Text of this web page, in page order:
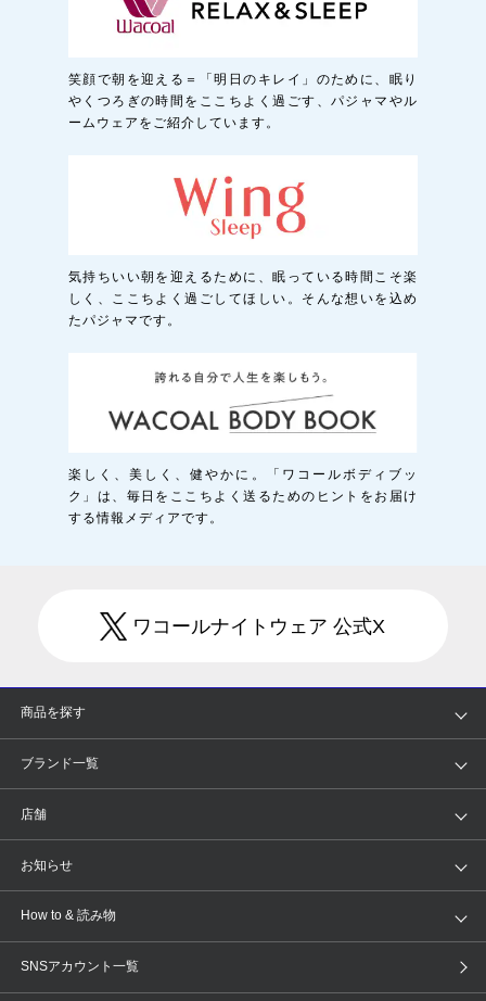
笑顔で朝を迎える＝「明日のキレイ」のために、眠り
やくつろぎの時間をここちよく過ごす、パジャマやル
ームウェアをご紹介しています。
気持ちいい朝を迎えるために、眠っている時間こそ楽
しく、ここちよく過ごしてほしい。そんな想いを込め
たパジャマです。
楽しく、美しく、健やかに。「ワコールボディブッ
ク」は、毎日をここちよく送るためのヒントをお届け
する情報メディアです。
ワコールナイトウェア 公式X
商品を探す
アイテム
トピックス
ブランド一覧
WACOAL
AMPHI une nana cool
OUR WACOAL
店舗
店舗を探す
ブラ無料診断
お知らせ
新着情報
商品回収
How to & 読み物
下着の基礎知識
SNSアカウント一覧